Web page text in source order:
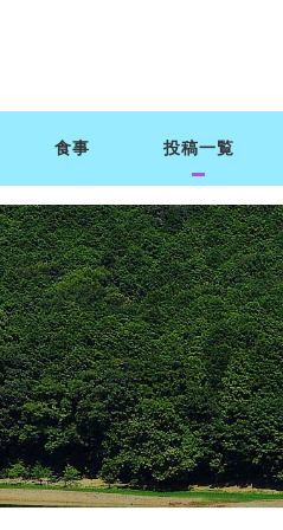
食事 投稿一覧